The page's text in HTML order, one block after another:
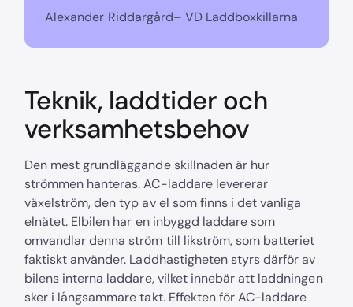
Alexander Riddargård– VD Laddboxkillarna
Teknik, laddtider och
verksamhetsbehov
Den mest grundläggande skillnaden är hur
strömmen hanteras. AC-laddare levererar
växelström, den typ av el som finns i det vanliga
elnätet. Elbilen har en inbyggd laddare som
omvandlar denna ström till likström, som batteriet
faktiskt använder. Laddhastigheten styrs därför av
bilens interna laddare, vilket innebär att laddningen
sker i långsammare takt. Effekten för AC-laddare